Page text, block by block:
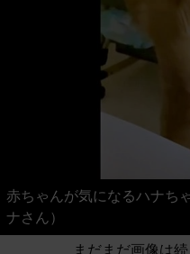
赤ちゃんが気になるハナち
ナさん）
まだまだ画像は